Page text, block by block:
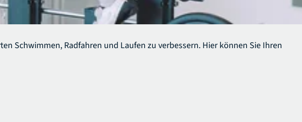
Schwimmen, Radfahren und Laufen zu verbessern. Hier können Sie Ihren